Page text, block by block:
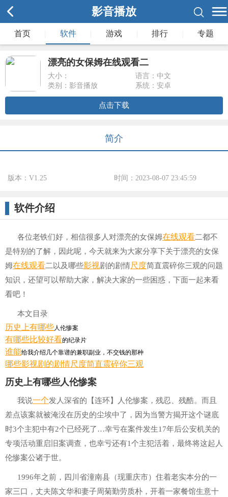
影音播放
首页 软件 游戏 排行 专题
漂亮的女保姆在线观看二
大小：
语言：中文
类别：影音播放
系统：安卓
点击下载
简介
版本：V1.25 时间：2023-08-07 23:45:59
软件介绍
各位老铁们好，相信很多人对漂亮的女保姆在线观看二都不
是特别的了解，因此呢，今天就来为大家分享下关于漂亮的女保
姆在线观看二以及哪些影视剧的剧情尺度简直震碎你三观的问题
知识，还望可以帮助大家，解决大家的一些困惑，下面一起来看
看吧！
本文目录
历史上有哪些人伦惨案
有哪些比较好看的纪录片
谁能给我介绍几个靠谱的兼职副业，不交钱的那种
哪些影视剧的剧情尺度简直震碎你三观
历史上有哪些人伦惨案
我说一个发人深省的【连环】人伦惨案，残忍、残酷。而且
差点该案就被淹没在历史的尘埃中了，因为当警方揭开这个谜底
时3个主犯中有2个已经死了…幸亏在案件发生17年后公安机关的
专项活动重启旧案调查，也幸亏还有1个主犯活着，最终将这起人
伦惨案公诸于世。
1996年之前，四川省潼南县（现重庆市）住着老实本分的一
家三口，丈夫陈文华和妻子周菊勤劳质朴，开着一家餐馆生意十